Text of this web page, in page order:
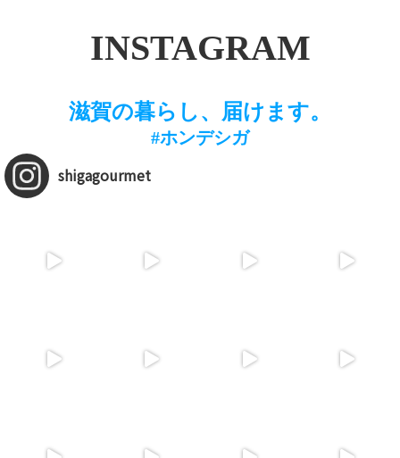
INSTAGRAM
滋賀の暮らし、届けます。
#ホンデシガ
shigagourmet